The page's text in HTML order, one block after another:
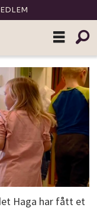
Haga har fått et